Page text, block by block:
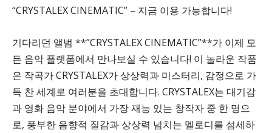
“CRYSTALEX CINEMATIC” – 지금 이용 가능합니다!
기다리던 앨범 **”CRYSTALEX CINEMATIC”**가 이제 모
든 음악 플랫폼에서 만나보실 수 있습니다! 이 놀라운 작품
은 작곡가 CRYSTALEX가 상상력과 미스터리, 감정으로 가
득 찬 세계로 여러분을 초대합니다. CRYSTALEX는 대기감
과 영화 음악 분야에서 가장 재능 있는 창작자 중 한 명으
로, 풍부한 음향적 질감과 상상력 넘치는 멜로디를 섬세하